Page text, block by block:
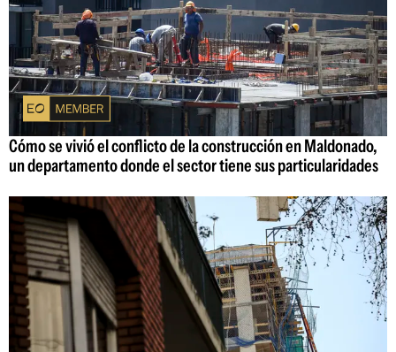
Cómo se vivió el conflicto de la construcción en Maldonado,
un departamento donde el sector tiene sus particularidades